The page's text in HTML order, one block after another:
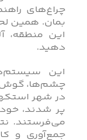
بمان. همین
این منطقه،
دهید.
این
چشم‌ها،
در شهر
پر شدند،